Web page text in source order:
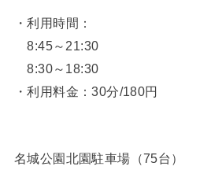
・利用時間：
8:45～21:30
8:30～18:30
・利用料金：30分/180円
名城公園北園駐車場（75台）